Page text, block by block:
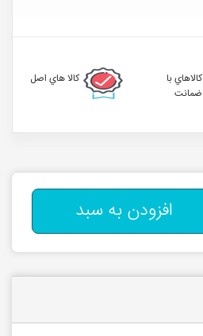
کالاهاي با
ضمانت
کالا هاي اصل
افزودن به سبد